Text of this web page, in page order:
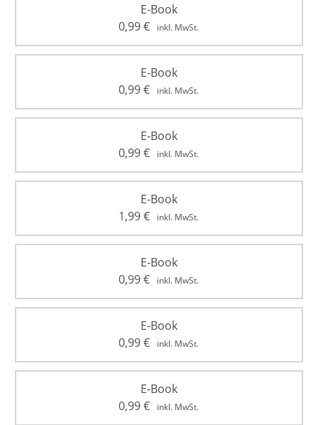
E-Book
0,99€ inkl. MwSt.
E-Book
0,99€ inkl. MwSt.
E-Book
0,99€ inkl. MwSt.
E-Book
1,99€ inkl. MwSt.
E-Book
0,99€ inkl. MwSt.
E-Book
0,99€ inkl. MwSt.
E-Book
0,99€ inkl. MwSt.